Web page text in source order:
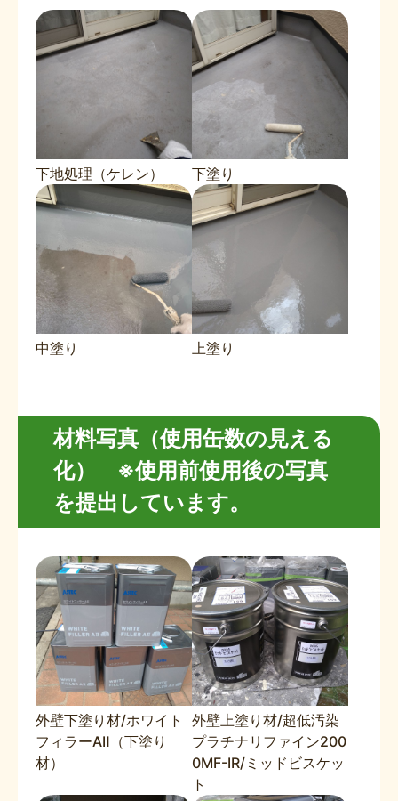
下地処理（ケレン） 下塗り
中塗り 上塗り
材料写真（使用缶数の見える
化） ※使用前使用後の写真
を提出しています。
外壁下塗り材/ホワイト
フィラーAⅡ（下塗り
材）
外壁上塗り材/超低汚染
プラチナリファイン200
0MF-IR/ミッドビスケッ
ト